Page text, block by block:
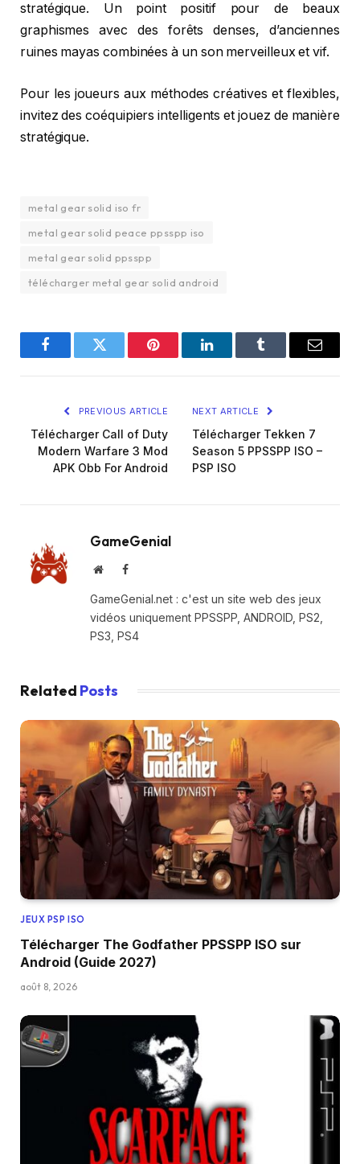
stratégique. Un point positif pour de beaux
graphismes avec des forêts denses, d’anciennes
ruines mayas combinées à un son merveilleux et vif.
Pour les joueurs aux méthodes créatives et flexibles,
invitez des coéquipiers intelligents et jouez de manière
stratégique.
metal gear solid iso fr
metal gear solid peace ppsspp iso
metal gear solid ppsspp
télécharger metal gear solid android
FacebookTwitter Pinterest LinkedInTumblr Email
PREVIOUS ARTICLE
Télécharger Call of Duty
Modern Warfare 3 Mod
APK Obb For Android
NEXT ARTICLE
Télécharger Tekken 7
Season 5 PPSSPP ISO –
PSP ISO
GameGenial
WebsiteFacebook
GameGenial.net : c'est un site web des jeux
vidéos uniquement PPSSPP, ANDROID, PS2,
PS3, PS4
Related Posts
JEUX PSP ISO
Télécharger The Godfather PPSSPP ISO sur
Android (Guide 2027)
août 8, 2026